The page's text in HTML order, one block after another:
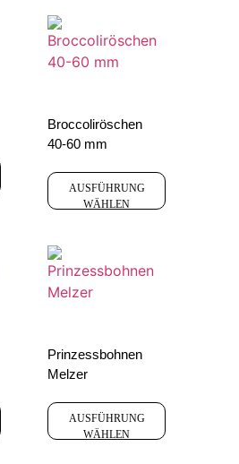
Broccoliröschen
40-60 mm
AUSFÜHRUNG
WÄHLEN
Prinzessbohnen
Melzer
AUSFÜHRUNG
WÄHLEN